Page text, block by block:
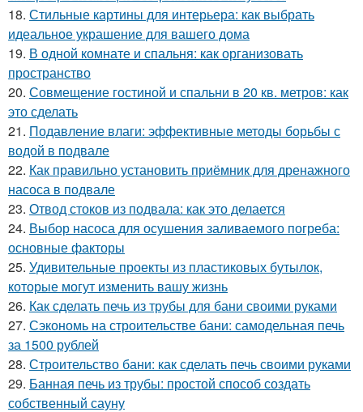
18. Стильные картины для интерьера: как выбрать
идеальное украшение для вашего дома
19. В одной комнате и спальня: как организовать
пространство
20. Совмещение гостиной и спальни в 20 кв. метров: как
это сделать
21. Подавление влаги: эффективные методы борьбы с
водой в подвале
22. Как правильно установить приёмник для дренажного
насоса в подвале
23. Отвод стоков из подвала: как это делается
24. Выбор насоса для осушения заливаемого погреба:
основные факторы
25. Удивительные проекты из пластиковых бутылок,
которые могут изменить вашу жизнь
26. Как сделать печь из трубы для бани своими руками
27. Сэкономь на строительстве бани: самодельная печь
за 1500 рублей
28. Строительство бани: как сделать печь своими руками
29. Банная печь из трубы: простой способ создать
собственный сауну